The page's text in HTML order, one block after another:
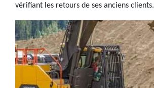
vérifiant les retours de ses anciens clients.